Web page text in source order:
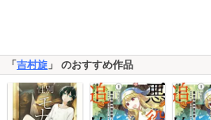
「吉村旋 」 のおすすめ作品